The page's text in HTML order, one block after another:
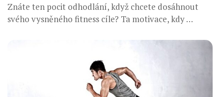
Znáte ten pocit odhodlání, když chcete dosáhnout
svého vysněného fitness cíle? Ta motivace, kdy …